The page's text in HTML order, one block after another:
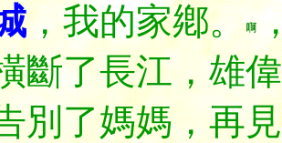
，我的家鄕。
斷了長江，雄
了媽媽，再